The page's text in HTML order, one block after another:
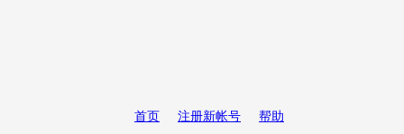
首页 注册新帐号 帮助